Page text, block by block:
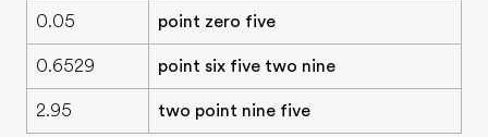
0.05 point zero five
0.6529 point six five two nine
2.95 two point nine five